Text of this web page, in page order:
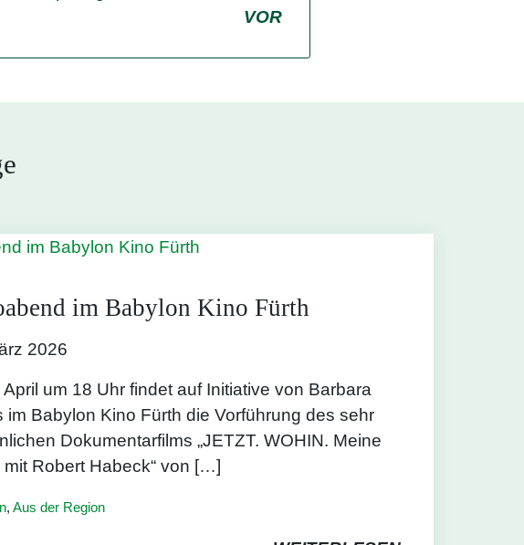
VOR
im Babylon Kino Fürth
2026
April um 18 Uhr findet auf Initiative von Barbara
im Babylon Kino Fürth die Vorführung des sehr
Dokumentarfilms „JETZT. WOHIN. Meine
mit Robert Habeck“ von […]
, Aus der Region